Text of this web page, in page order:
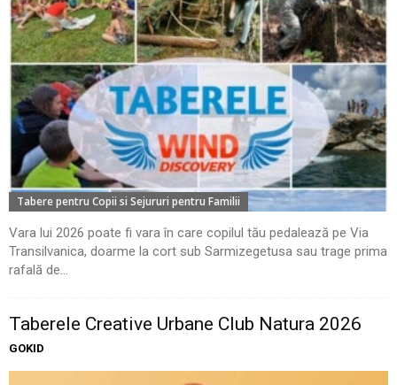
Tabere pentru Copii si Sejururi pentru Familii
Vara lui 2026 poate fi vara în care copilul tău pedalează pe Via
Transilvanica, doarme la cort sub Sarmizegetusa sau trage prima
rafală de...
Taberele Creative Urbane Club Natura 2026
GOKID